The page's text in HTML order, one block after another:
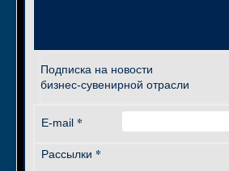
Подписка на новости
бизнес-сувенирной отрасли
E-mail *
Рассылки *